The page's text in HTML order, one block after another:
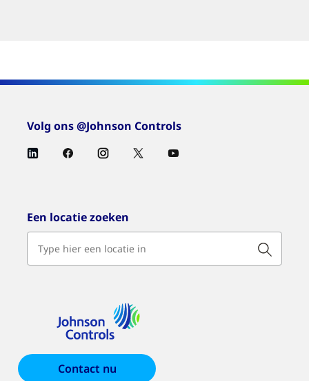
Volg ons @Johnson Controls
Een locatie zoeken
Contact nu